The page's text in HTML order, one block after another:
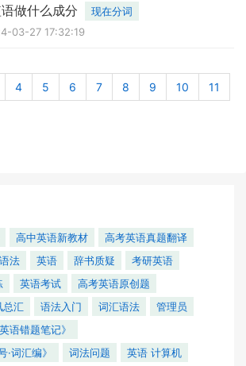
做什么成分
现在分词
03-27 17:32:19
4 5 6 7 8 9 10 11
高中英语新教材
高考英语真题翻译
法 英语 辞书质疑
考研英语
英语考试
高考英语原创题
总汇
语法入门 词汇语法
管理员
语错题笔记》
·词汇编》
词法问题 英语 计算机